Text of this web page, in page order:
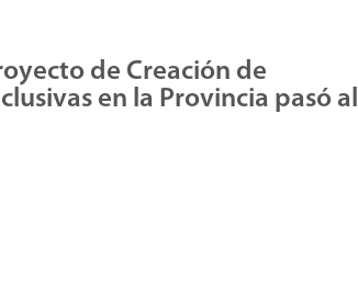
de Creación de
en la Provincia pasó al